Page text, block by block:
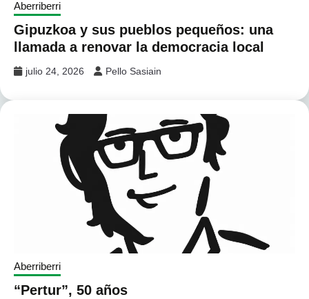
Aberriberri
Gipuzkoa y sus pueblos pequeños: una
llamada a renovar la democracia local
julio 24, 2026 Pello Sasiain
Aberriberri
“Pertur”, 50 años